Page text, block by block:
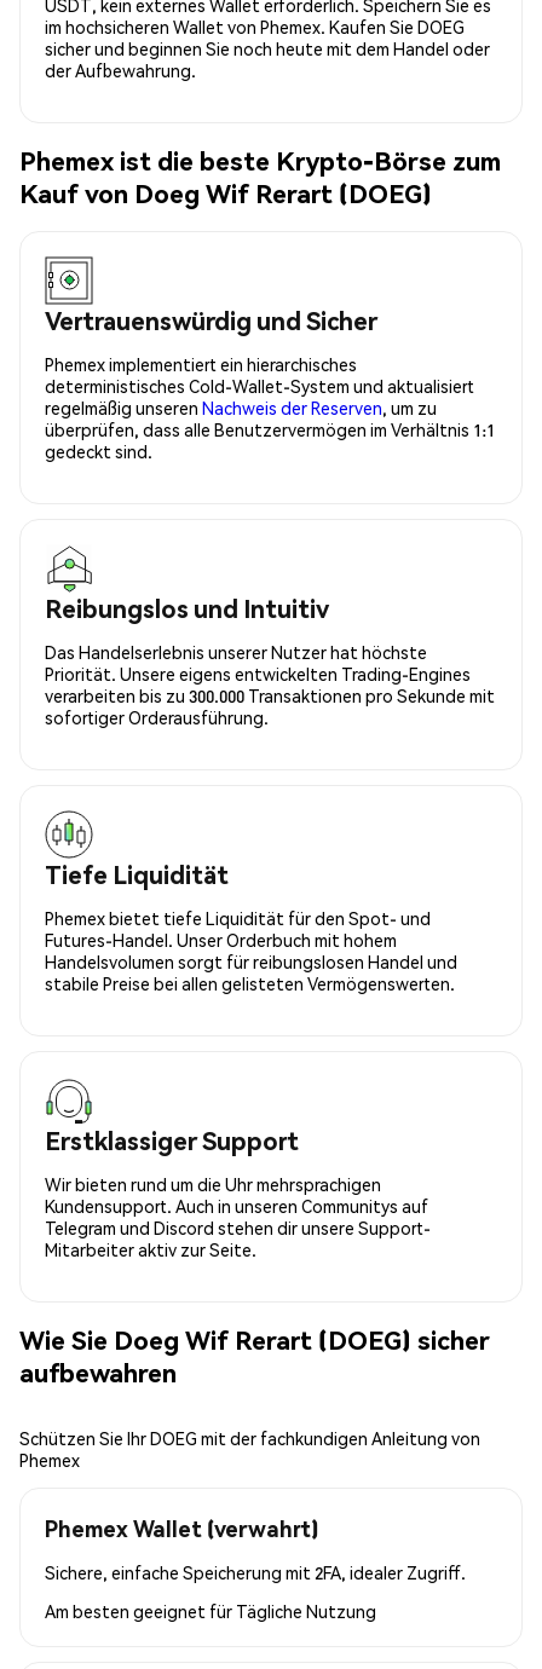
USDT, kein externes Wallet erforderlich. Speichern Sie es
im hochsicheren Wallet von Phemex. Kaufen Sie DOEG
sicher und beginnen Sie noch heute mit dem Handel oder
der Aufbewahrung.
Phemex ist die beste Krypto-Börse zum
Kauf von Doeg Wif Rerart (DOEG)
Vertrauenswürdig und Sicher
Phemex implementiert ein hierarchisches
deterministisches Cold-Wallet-System und aktualisiert
regelmäßig unseren Nachweis der Reserven, um zu
überprüfen, dass alle Benutzervermögen im Verhältnis 1:1
gedeckt sind.
Reibungslos und Intuitiv
Das Handelserlebnis unserer Nutzer hat höchste
Priorität. Unsere eigens entwickelten Trading-Engines
verarbeiten bis zu 300.000 Transaktionen pro Sekunde mit
sofortiger Orderausführung.
Tiefe Liquidität
Phemex bietet tiefe Liquidität für den Spot- und
Futures-Handel. Unser Orderbuch mit hohem
Handelsvolumen sorgt für reibungslosen Handel und
stabile Preise bei allen gelisteten Vermögenswerten.
Erstklassiger Support
Wir bieten rund um die Uhr mehrsprachigen
Kundensupport. Auch in unseren Communitys auf
Telegram und Discord stehen dir unsere Support-
Mitarbeiter aktiv zur Seite.
Wie Sie Doeg Wif Rerart (DOEG) sicher
aufbewahren
Schützen Sie Ihr DOEG mit der fachkundigen Anleitung von
Phemex
Phemex Wallet (verwahrt)
Sichere, einfache Speicherung mit 2FA, idealer Zugriff.
Am besten geeignet für Tägliche Nutzung